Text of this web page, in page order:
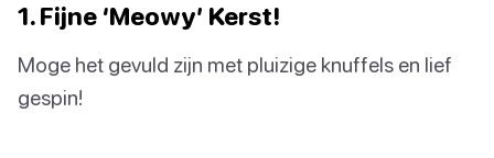
1. Fijne ‘Meowy’ Kerst!
Moge het gevuld zijn met pluizige knuffels en lief
gespin!